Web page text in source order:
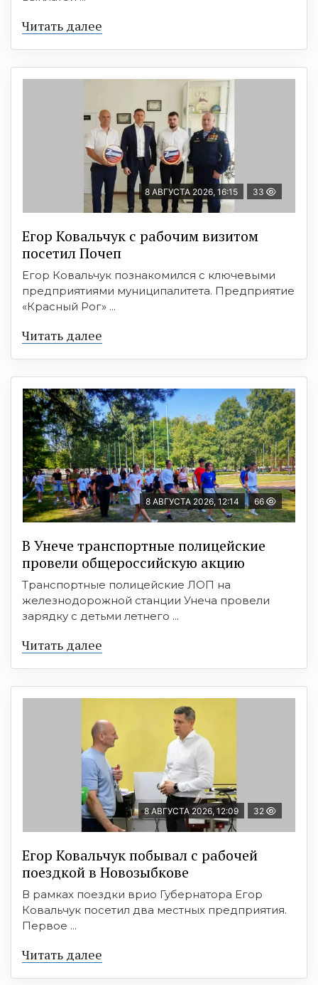
Читать далее
8 АВГУСТА 2026, 16:15 33
Егор Ковальчук с рабочим визитом
посетил Почеп
Егор Ковальчук познакомился с ключевыми
предприятиями муниципалитета. Предприятие
«Красный Рог» ...
Читать далее
8 АВГУСТА 2026, 12:14 66
В Унече транспортные полицейские
провели общероссийскую акцию
Транспортные полицейские ЛОП на
железнодорожной станции Унеча провели
зарядку с детьми летнего ...
Читать далее
8 АВГУСТА 2026, 12:09 32
Егор Ковальчук побывал с рабочей
поездкой в Новозыбкове
В рамках поездки врио Губернатора Егор
Ковальчук посетил два местных предприятия.
Первое ...
Читать далее